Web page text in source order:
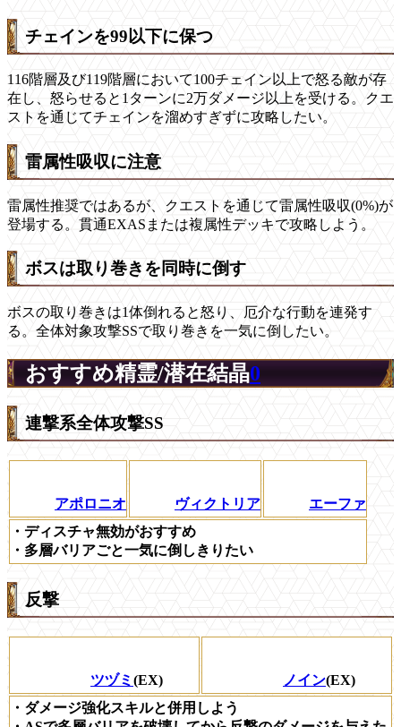
チェインを99以下に保つ
116階層及び119階層において100チェイン以上で怒る敵が存
在し、怒らせると1ターンに2万ダメージ以上を受ける。クエ
ストを通じてチェインを溜めすぎずに攻略したい。
雷属性吸収に注意
雷属性推奨ではあるが、クエストを通じて雷属性吸収(0%)が
登場する。貫通EXASまたは複属性デッキで攻略しよう。
ボスは取り巻きを同時に倒す
ボスの取り巻きは1体倒れると怒り、厄介な行動を連発す
る。全体対象攻撃SSで取り巻きを一気に倒したい。
おすすめ精霊/潜在結晶0
連撃系全体攻撃SS
アポロニオ ヴィクトリア
エーファ
・ディスチャ無効がおすすめ
・多層バリアごと一気に倒しきりたい
反撃
ツヅミ (EX) ノイン(EX)
・ダメージ強化スキルと併用しよう